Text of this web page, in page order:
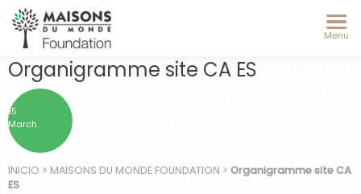
Menu
Organigramme site CA ES
15
March
INICIO > MAISONS DU MONDE FOUNDATION > Organigramme site CA
ES